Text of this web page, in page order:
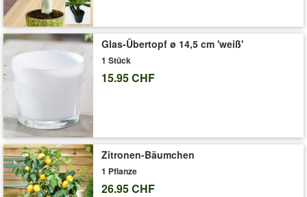
'Geldbaum Crassula'
Glas-Übertopf ø 14,5 cm 'weiß'
1 Stück
15.95 CHF
Zitronen-Bäumchen
1 Pflanze
26.95 CHF